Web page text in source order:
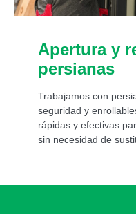
Apertura y
persianas
Trabajamos con
seguridad y
rápidas y efectivas
sin necesidad de